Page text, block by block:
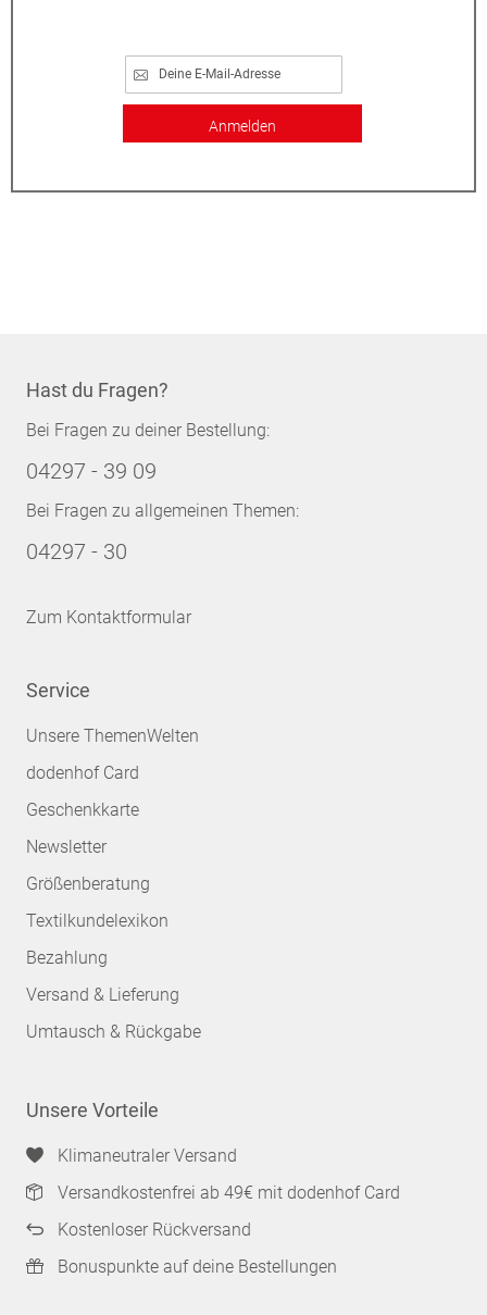
Anmelden
Hast du Fragen?
Bei Fragen zu deiner Bestellung:
04297 - 39 09
Bei Fragen zu allgemeinen Themen:
04297 - 30
Zum Kontaktformular
Service
Unsere ThemenWelten
dodenhof Card
Geschenkkarte
Newsletter
Größenberatung
Textilkundelexikon
Bezahlung
Versand & Lieferung
Umtausch & Rückgabe
Unsere Vorteile
Klimaneutraler Versand
Versandkostenfrei ab 49€ mit dodenhof Card
Kostenloser Rückversand
Bonuspunkte auf deine Bestellungen